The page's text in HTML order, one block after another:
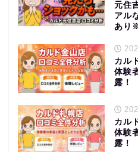
元住
アル
あり
カル
体験
露！
カル
体験
露！